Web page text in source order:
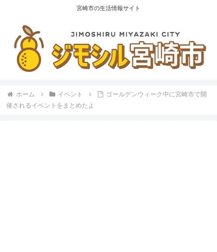
宮崎市の生活情報サイト
ホーム イベント
ゴールデンウィーク中に宮崎市で開
催されるイベントをまとめたよ